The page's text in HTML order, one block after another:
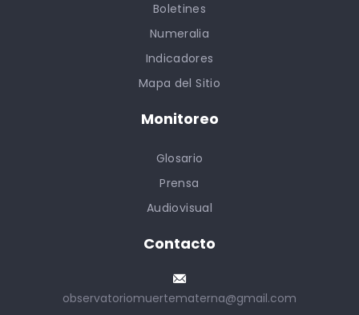
Boletines
Numeralia
Indicadores
Mapa del Sitio
Monitoreo
Glosario
Prensa
Audiovisual
Contacto
observatoriomuertematerna@gmail.com